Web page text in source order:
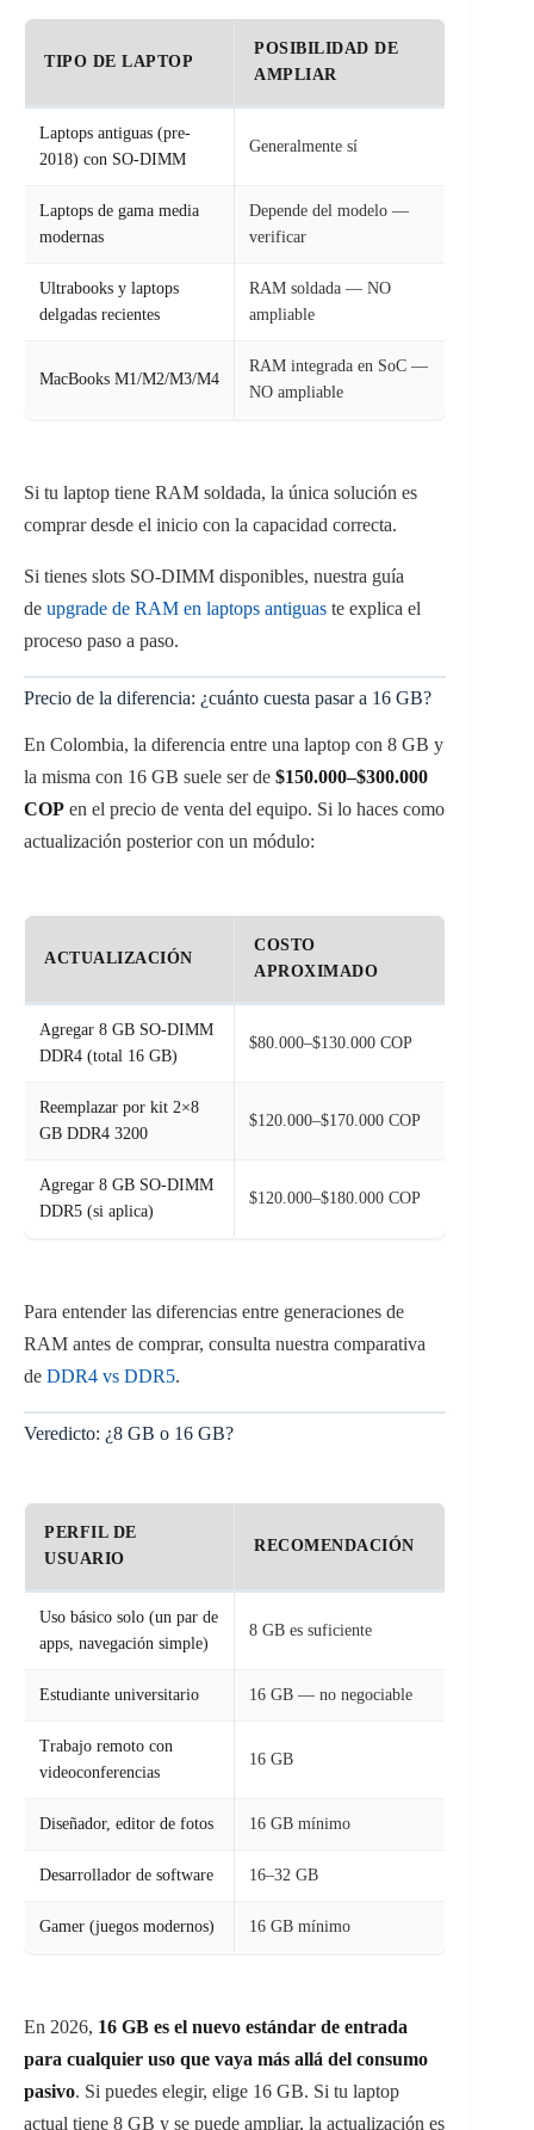
TIPO DE LAPTOP
POSIBILIDAD DE
AMPLIAR
Laptops antiguas (pre-
2018) con SO-DIMM
Generalmente sí
Laptops de gama media
modernas
Depende del modelo —
verificar
Ultrabooks y laptops
delgadas recientes
RAM soldada — NO
ampliable
MacBooks M1/M2/M3/M4
RAM integrada en SoC —
NO ampliable
Si tu laptop tiene RAM soldada, la única solución es
comprar desde el inicio con la capacidad correcta.
Si tienes slots SO-DIMM disponibles, nuestra guía
de upgrade de RAM en laptops antiguas te explica el
proceso paso a paso.
Precio de la diferencia: ¿cuánto cuesta pasar a 16 GB?
En Colombia, la diferencia entre una laptop con 8 GB y
la misma con 16 GB suele ser de $150.000–$300.000
COP en el precio de venta del equipo. Si lo haces como
actualización posterior con un módulo:
ACTUALIZACIÓN
COSTO
APROXIMADO
Agregar 8 GB SO-DIMM
DDR4 (total 16 GB)
$80.000–$130.000 COP
Reemplazar por kit 2×8
GB DDR4 3200
$120.000–$170.000 COP
Agregar 8 GB SO-DIMM
DDR5 (si aplica)
$120.000–$180.000 COP
Para entender las diferencias entre generaciones de
RAM antes de comprar, consulta nuestra comparativa
de DDR4 vs DDR5.
Veredicto: ¿8 GB o 16 GB?
PERFIL DE
USUARIO
RECOMENDACIÓN
Uso básico solo (un par de
apps, navegación simple)
8 GB es suficiente
Estudiante universitario 16 GB — no negociable
Trabajo remoto con
videoconferencias
16 GB
Diseñador, editor de fotos 16 GB mínimo
Desarrollador de software 16–32 GB
Gamer (juegos modernos) 16 GB mínimo
En 2026, 16 GB es el nuevo estándar de entrada
para cualquier uso que vaya más allá del consumo
pasivo. Si puedes elegir, elige 16 GB. Si tu laptop
actual tiene 8 GB y se puede ampliar, la actualización es